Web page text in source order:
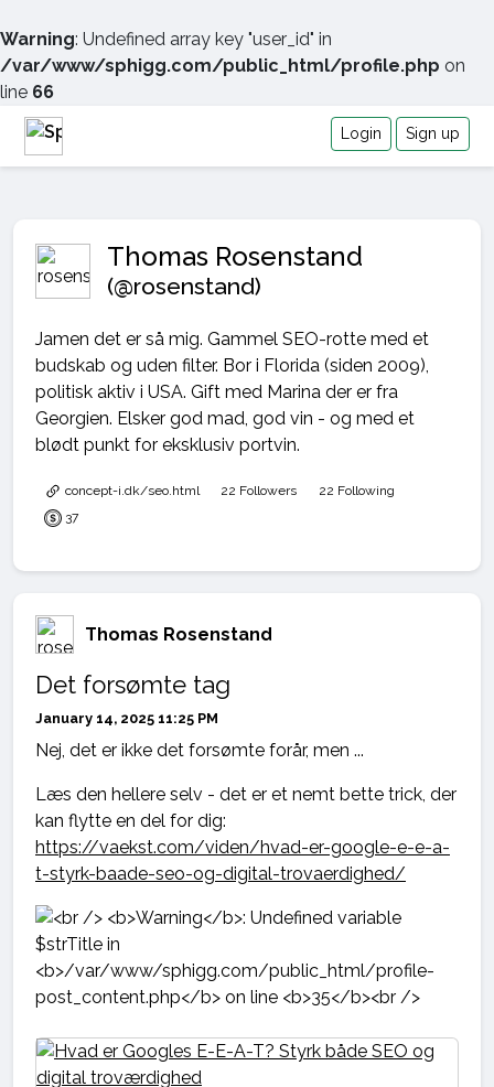
Warning: Undefined array key "user_id" in
/var/www/sphigg.com/public_html/profile.php on
line 66
Login Sign up
Thomas Rosenstand
(@rosenstand)
Jamen det er så mig. Gammel SEO-rotte med et
budskab og uden filter. Bor i Florida (siden 2009),
politisk aktiv i USA. Gift med Marina der er fra
Georgien. Elsker god mad, god vin - og med et
blødt punkt for eksklusiv portvin.
concept-i.dk/seo.html 22 Followers
22 Following
37
Thomas Rosenstand
Det forsømte tag
January 14, 2025 11:25 PM
Nej, det er ikke det forsømte forår, men ...
Læs den hellere selv - det er et nemt bette trick, der
kan flytte en del for dig:
https://vaekst.com/viden/hvad-er-google-e-e-a-
t-styrk-baade-seo-og-digital-trovaerdighed/